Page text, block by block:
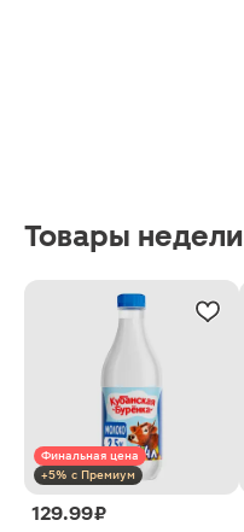
Товары недели
Финальная цена
+5% с Премиум
129.99 ₽